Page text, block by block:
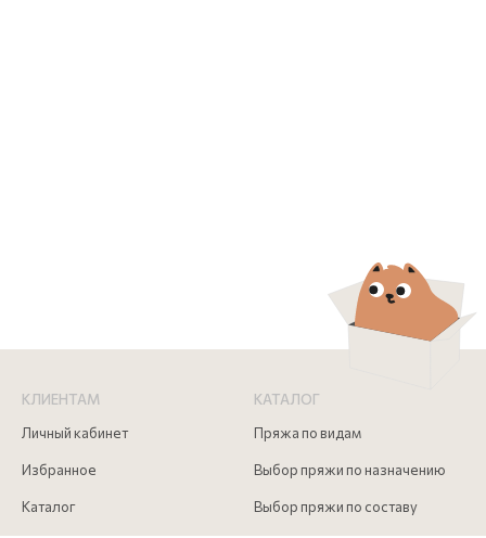
КЛИЕНТАМ
Личный кабинет
Избранное
Каталог
КАТАЛОГ
Пряжа по видам
Выбор пряжи по назначению
Выбор пряжи по составу